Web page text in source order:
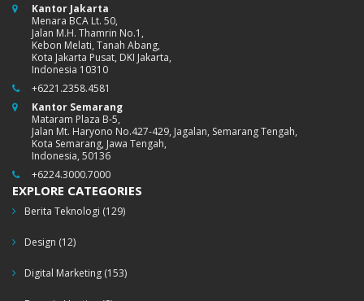
Kantor Jakarta
Menara BCA Lt. 50,
Jalan M.H. Thamrin No.1,
Kebon Melati, Tanah Abang,
Kota Jakarta Pusat, DKI Jakarta,
Indonesia 10310
+6221.2358.4581
Kantor Semarang
Mataram Plaza B-5,
Jalan Mt. Haryono No.427-429, Jagalan, Semarang Tengah,
Kota Semarang, Jawa Tengah,
Indonesia, 50136
+6224.3000.7000
EXPLORE CATEGORIES
Berita Teknologi (129)
Design (12)
Digital Marketing (153)